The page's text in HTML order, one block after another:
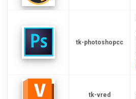
tk-photoshopcc
tk-vred